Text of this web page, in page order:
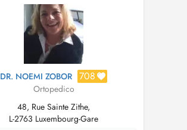
DR. NOEMI ZOBOR 708
Ortopedico
48, Rue Sainte Zithe,
L-2763 Luxembourg-Gare